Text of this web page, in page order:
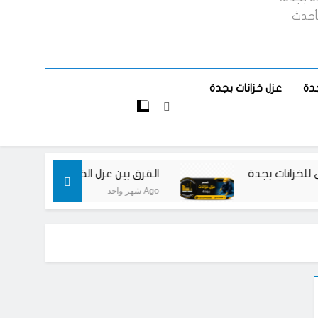
عزل خزانات بجدة
بجدة الفرق بين عزل الخزانات الأرضية والعلوية
شهر واحد Ago